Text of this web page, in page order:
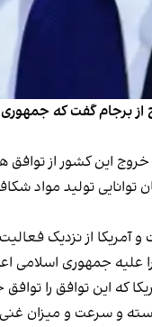
از برجام گفت که
خروج این کشور از
تولید مواد
از نزدیک
جمهوری اسلامی
توافق خوبی نمی‌دانست، در
و سرعت و میزان